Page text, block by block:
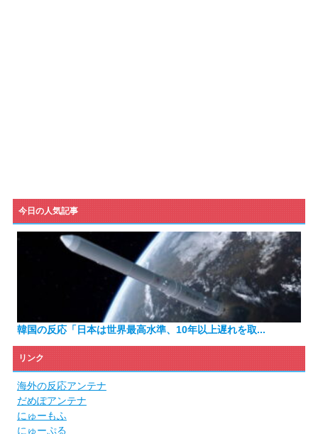
今日の人気記事
韓国の反応「日本は世界最高水準、10年以上遅れを取...
リンク
海外の反応アンテナ
だめぽアンテナ
にゅーもふ
にゅーぷる